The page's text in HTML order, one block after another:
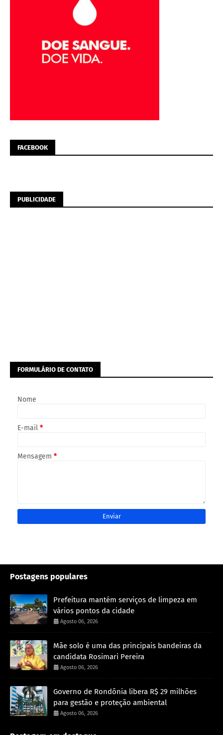
FACEBOOK
PUBLICIDADE
FORMULÁRIO DE CONTATO
Nome
E-mail *
Mensagem *
Postagens populares
Prefeitura mantém serviços de limpeza em
vários pontos da cidade
Agosto 06, 2026
Mãe solo é uma das principais bandeiras da
candidata Rosimari Pereira
Agosto 06, 2026
Governo de Rondônia libera R$ 29 milhões
para gestão e proteção ambiental
Agosto 06, 2026